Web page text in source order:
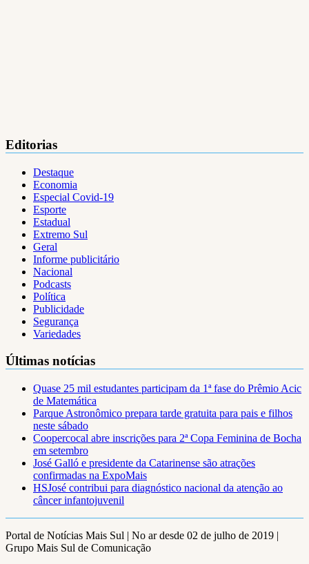
Editorias
Destaque
Economia
Especial Covid-19
Esporte
Estadual
Extremo Sul
Geral
Informe publicitário
Nacional
Podcasts
Política
Publicidade
Segurança
Variedades
Últimas notícias
Quase 25 mil estudantes participam da 1ª fase do Prêmio Acic
de Matemática
Parque Astronômico prepara tarde gratuita para pais e filhos
neste sábado
Coopercocal abre inscrições para 2ª Copa Feminina de Bocha
em setembro
José Galló e presidente da Catarinense são atrações
confirmadas na ExpoMais
HSJosé contribui para diagnóstico nacional da atenção ao
câncer infantojuvenil
Portal de Notícias Mais Sul | No ar desde 02 de julho de 2019 |
Grupo Mais Sul de Comunicação